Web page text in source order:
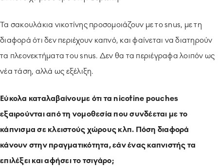
Τα σακουλάκια νικοτίνης προσομοιάζουν με το snus, με τη
διαφορά ότι δεν περιέχουν καπνό, και φαίνεται να διατηρούν
τα πλεονεκτήματα του snus. Δεν θα τα περιέγραφα λοιπόν ως
νέα τάση, αλλά ως εξέλιξη.
Εύκολα καταλαβαίνουμε ότι τα nicotine pouches
εξαιρούνται από τη νομοθεσία που συνδέεται με το
κάπνισμα σε κλειστούς χώρους κλπ. Πόση διαφορά
κάνουν στην πραγματικότητα, εάν ένας καπνιστής τα
επιλέξει και αφήσει το τσιγάρο;